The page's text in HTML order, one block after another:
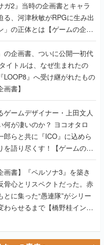
ガ2』当時の企画書とキャラ
る、河津秋敏がRPGに生み出
」の正体とは【ゲームの企画
の企画書、ついに公開━初代
イトルは、なぜ生まれたの
LOOP8』へ受け継がれたもの
画書】
ゲームデザイナー・上田文人
何が凄いのか？ ヨコオタロ
郎らと共に『ICO』に込めら
を語り尽くす！【ゲームの企
画書】『ペルソナ3』を築き
骨心とリスペクトだった。赤
とに集った“愚連隊”がシリー
わらせるまで【橋野桂インタ